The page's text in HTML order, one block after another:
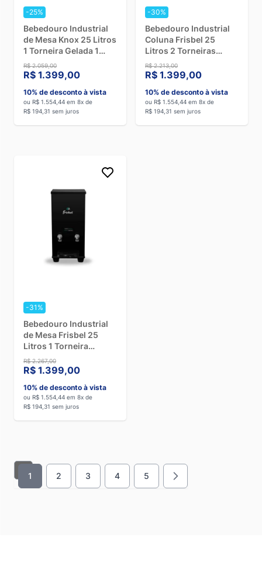
-25%
Bebedouro Industrial
de Mesa Knox 25 Litros
1 Torneira Gelada 1
Natural Inox - 220V
R$ 2.059,00
R$ 1.399,00
10% de desconto à vista
ou R$ 1.554,44 em 8x de
R$ 194,31 sem juros
-30%
Bebedouro Industrial
Coluna Frisbel 25
Litros 2 Torneiras
Geladas Black - 110V
R$ 2.213,00
R$ 1.399,00
10% de desconto à vista
ou R$ 1.554,44 em 8x de
R$ 194,31 sem juros
-31%
Bebedouro Industrial
de Mesa Frisbel 25
Litros 1 Torneira
Gelada e 1 Torneira
Natural Black - 220V
R$ 2.267,00
R$ 1.399,00
10% de desconto à vista
ou R$ 1.554,44 em 8x de
R$ 194,31 sem juros
Você esta lendo a pagina
1 Página
2 Página
3 Página
4 Página
5